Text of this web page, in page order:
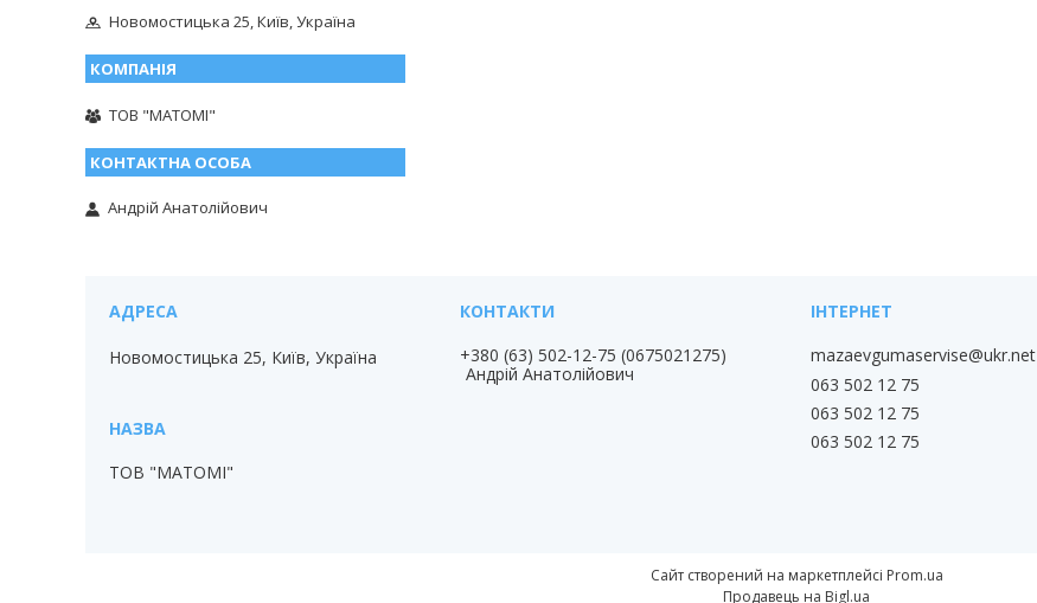
Новомостицька 25, Київ, Україна
ТОВ "МАТОМІ"
Андрій Анатолійович
Новомостицька 25, Київ, Україна
ТОВ "МАТОМІ"
+380 (63) 502-12-75 0675021275
Андрій Анатолійович
mazaevgumaservise@ukr.net
063 502 12 75
063 502 12 75
063 502 12 75
Сайт створений на маркетплейсі Prom.ua
Продавець на Bigl.ua